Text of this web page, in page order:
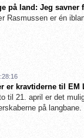
på land: Jeg
Rasmussen er én
er kravtiderne til EM
til 21. april er det
på langbane.